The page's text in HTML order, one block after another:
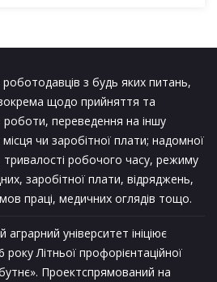
з будь яких питань,
щодо прийняття та
роботи, переведення на іншу
чи заробітної плати; надомної
тривалості робочого часу, режиму
заробітної плати, відряджень,
праці, медичних оглядів тощо.
університет ініціює
Літньої профорієнтаційної
Проектспрямований на